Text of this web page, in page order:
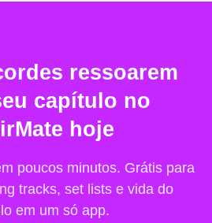
ressoarem
capítulo no
hoje
poucos minutos. Grátis para
tracks, set lists e vida do
em um só app.